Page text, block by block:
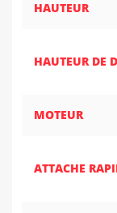
HAUTEUR
HAUTEUR DE
MOTEUR
ATTACHE